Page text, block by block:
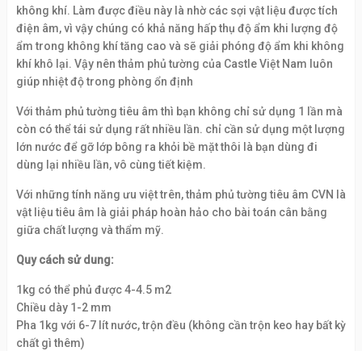
không khí. Làm được điều này là nhờ các sợi vật liệu được tích
điện âm, vì vậy chúng có khả năng hấp thụ độ ẩm khi lượng độ
ẩm trong không khí tăng cao và sẽ giải phóng độ ẩm khi không
khí khô lại. Vậy nên thảm phủ tường của Castle Việt Nam luôn
giúp nhiệt độ trong phòng ổn định
Với thảm phủ tường tiêu âm thì bạn không chỉ sử dụng 1 lần mà
còn có thể tái sử dụng rất nhiều lần. chỉ cần sử dụng một lượng
lớn nước để gỡ lớp bông ra khỏi bề mặt thôi là bạn dùng đi
dùng lại nhiều lần, vô cùng tiết kiệm.
Với những tính năng ưu việt trên, thảm phủ tường tiêu âm CVN là
vật liệu tiêu âm là giải pháp hoàn hảo cho bài toán cân bằng
giữa chất lượng và thẩm mỹ.
Quy cách sử dung:
1kg có thể phủ được 4-4.5 m2
Chiều dày 1-2 mm
Pha 1kg với 6-7 lít nước, trộn đều (không cần trộn keo hay bất kỳ
chất gì thêm)